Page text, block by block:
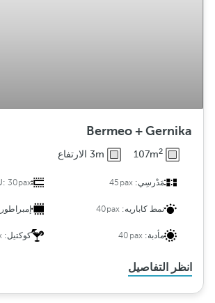
Bermeo + Gernika
107m2 3m الارتفاع
مَدْرسِي:45pax
30pax
نمط كاباريه: 40pax
مأدبة:40pax كوكتيل:
انظر التفاصيل